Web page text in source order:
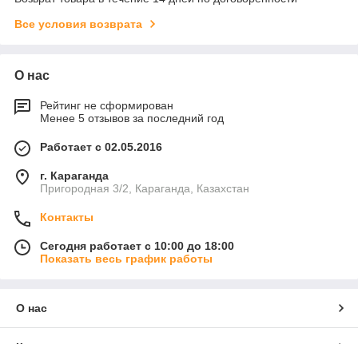
Все условия возврата
О нас
Рейтинг не сформирован
Менее 5 отзывов за последний год
Работает с 02.05.2016
г. Караганда
Пригородная 3/2, Караганда, Казахстан
Контакты
Сегодня работает с 10:00 до 18:00
Показать весь график работы
О нас